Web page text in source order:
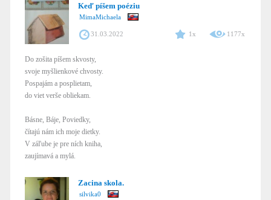
Keď píšem poéziu
MimaMichaela
31.03.2022 1x 1177x
Do zošita píšem skvosty,
svoje myšlienkové chvosty.
Pospajám a posplietam,
do viet verše obliekam.
Básne, Báje, Poviedky,
čítajú nám ich moje dietky.
V záľube je pre ních kniha,
zaujímavá a mylá.
Zacina skola.
silvika0